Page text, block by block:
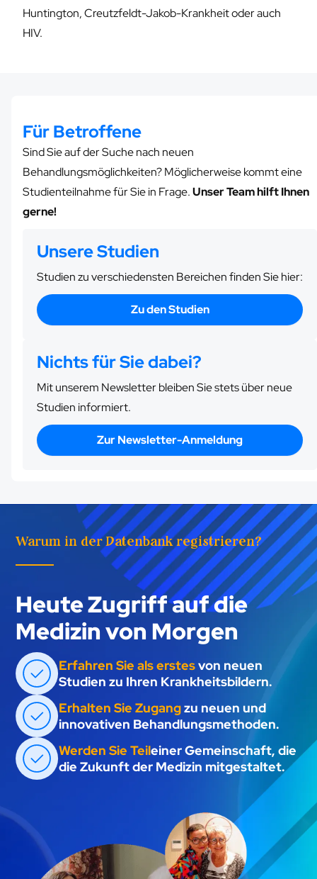
Huntington, Creutzfeldt-Jakob-Krankheit oder auch
HIV.
Für Betroffene
Sind Sie auf der Suche nach neuen
Behandlungsmöglichkeiten? Möglicherweise kommt eine
Studienteilnahme für Sie in Frage.Unser Team hilft Ihnen
gerne!
Unsere Studien
Studien zu verschiedensten Bereichen finden Sie hier:
Zu den Studien
Nichts für Sie dabei?
Mit unserem Newsletter bleiben Sie stets über neue
Studien informiert.
Zur Newsletter-Anmeldung
Warum in der Datenbank registrieren?
Heute Zugriff auf die
Medizin von Morgen
Erfahren Sie als erstesvon neuen
Studien zu Ihren Krankheitsbildern.
Erhalten Sie Zugangzu neuen und
innovativen Behandlungsmethoden.
Werden Sie Teileiner Gemeinschaft, die
die Zukunft der Medizin mitgestaltet.